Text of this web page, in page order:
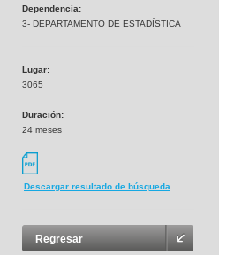
Dependencia:
3- DEPARTAMENTO DE ESTADÍSTICA
Lugar:
3065
Duración:
24 meses
Descargar resultado de búsqueda
Regresar